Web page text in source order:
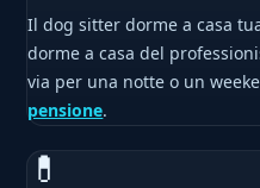
Il dog sitter dorme a casa
dorme a casa del
via per una notte o un
pensione.
💊